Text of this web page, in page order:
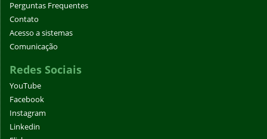
Perguntas Frequentes
Contato
Acesso a sistemas
Comunicação
Redes Sociais
YouTube
Facebook
Instagram
Linkedin